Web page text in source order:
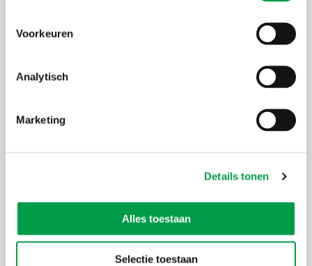
Voorkeuren
Analytisch
Marketing
Details tonen
Alles toestaan
Selectie toestaan
De oproep richt zich tot ondernemingen en partners die willen
innovatieve nucleaire energieproductie (SMR’s en AMR’s)
brandstofdiensten, afvalbeheer en ontmanteling
productie van medische radio-isotopen
Verstuur de documenten per e-mail naar de FOD Economie
(ipcei@economie.fgov.be). Vermeld in je maildat ze bestemd zijn
voor VLAIO.